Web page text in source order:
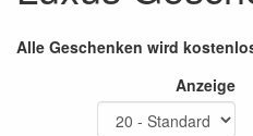
Alle Geschenken wird
Anzeige